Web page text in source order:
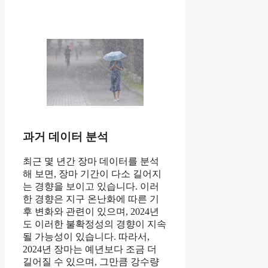
과거 데이터 분석
최근 몇 년간 장마 데이터를 분석
해 보면, 장마 기간이 다소 길어지
는 경향을 보이고 있습니다. 이러
한 경향은 지구 온난화에 따른 기
후 변화와 관련이 있으며, 2024년
도 이러한 불확정성의 경향이 지속
될 가능성이 있습니다. 따라서,
2024년 장마는 예년보다 조금 더
길어질 수 있으며, 그만큼 강수량